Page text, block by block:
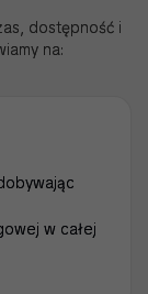
dostępność i
na:
w całej